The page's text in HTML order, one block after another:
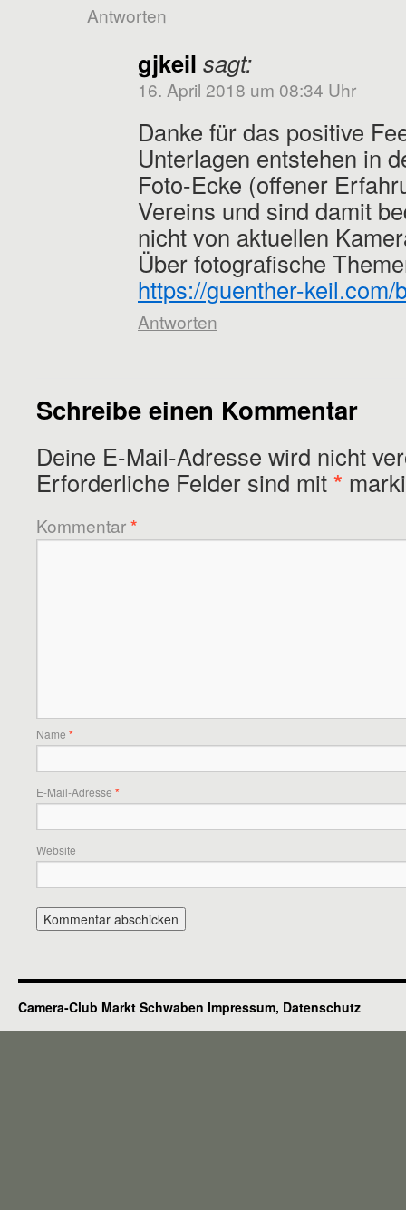
Antworten
gjkeil sagt:
16. April 2018 um 08:34 Uhr
Danke für das positive
Unterlagen entstehen in
Foto-Ecke (offener
Vereins und sind damit
nicht von aktuellen
Über fotografische
https://guenther-keil.com/
Antworten
Schreibe einen Kommentar
Deine E-Mail-Adresse wird nicht
Erforderliche Felder sind mit*
Kommentar*
Name *
E-Mail-Adresse *
Website
Camera-Club Markt Schwaben Impressum, Datenschutz